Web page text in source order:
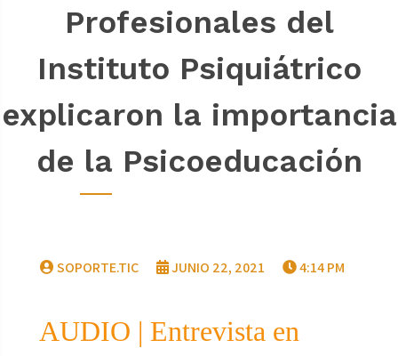
Profesionales del
Instituto Psiquiátrico
explicaron la importancia
de la Psicoeducación
SOPORTE.TIC JUNIO 22, 2021 4:14 PM
AUDIO | Entrevista en